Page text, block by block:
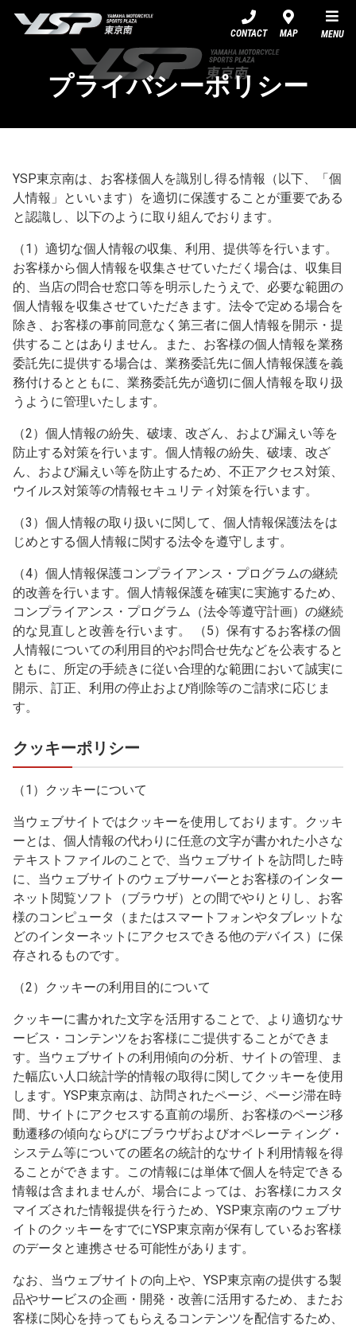
CONTACT MAP MENU
プライバシーポリシー
YSP東京南は、お客様個人を識別し得る情報（以下、「個
人情報」といいます）を適切に保護することが重要である
と認識し、以下のように取り組んでおります。
（1）適切な個人情報の収集、利用、提供等を行います。
お客様から個人情報を収集させていただく場合は、収集目
的、当店の問合せ窓口等を明示したうえで、必要な範囲の
個人情報を収集させていただきます。法令で定める場合を
除き、お客様の事前同意なく第三者に個人情報を開示・提
供することはありません。また、お客様の個人情報を業務
委託先に提供する場合は、業務委託先に個人情報保護を義
務付けるとともに、業務委託先が適切に個人情報を取り扱
うように管理いたします。
（2）個人情報の紛失、破壊、改ざん、および漏えい等を
防止する対策を行います。個人情報の紛失、破壊、改ざ
ん、および漏えい等を防止するため、不正アクセス対策、
ウイルス対策等の情報セキュリティ対策を行います。
（3）個人情報の取り扱いに関して、個人情報保護法をは
じめとする個人情報に関する法令を遵守します。
（4）個人情報保護コンプライアンス・プログラムの継続
的改善を行います。個人情報保護を確実に実施するため、
コンプライアンス・プログラム（法令等遵守計画）の継続
的な見直しと改善を行います。 （5）保有するお客様の個
人情報についての利用目的やお問合せ先などを公表すると
ともに、所定の手続きに従い合理的な範囲において誠実に
開示、訂正、利用の停止および削除等のご請求に応じま
す。
クッキーポリシー
（1）クッキーについて
当ウェブサイトではクッキーを使用しております。クッキ
ーとは、個人情報の代わりに任意の文字が書かれた小さな
テキストファイルのことで、当ウェブサイトを訪問した時
に、当ウェブサイトのウェブサーバーとお客様のインター
ネット閲覧ソフト（ブラウザ）との間でやりとりし、お客
様のコンピュータ（またはスマートフォンやタブレットな
どのインターネットにアクセスできる他のデバイス）に保
存されるものです。
（2）クッキーの利用目的について
クッキーに書かれた文字を活用することで、より適切なサ
ービス・コンテンツをお客様にご提供することができま
す。当ウェブサイトの利用傾向の分析、サイトの管理、ま
た幅広い人口統計学的情報の取得に関してクッキーを使用
します。YSP東京南は、訪問されたページ、ページ滞在時
間、サイトにアクセスする直前の場所、お客様のページ移
動遷移の傾向ならびにブラウザおよびオペレーティング・
システム等についての匿名の統計的なサイト利用情報を得
ることができます。この情報には単体で個人を特定できる
情報は含まれませんが、場合によっては、お客様にカスタ
マイズされた情報提供を行うため、YSP東京南のウェブサ
イトのクッキーをすでにYSP東京南が保有しているお客様
のデータと連携させる可能性があります。
なお、当ウェブサイトの向上や、YSP東京南の提供する製
品やサービスの企画・開発・改善に活用するため、またお
客様に関心を持ってもらえるコンテンツを配信するため、